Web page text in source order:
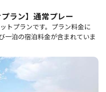
ラン】通常プレー
トプランです。プラン料金に
一泊の宿泊料金が含まれていま